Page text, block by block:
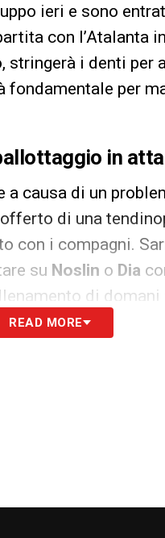
ieri e sono
con l’Atalanta
stringerà i denti per
per
in
a causa di un
di una
con i compagni.
su Noslin o Dia
di domani
e difesa
READ MORE